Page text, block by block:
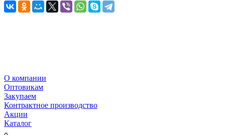
О компании
Оптовикам
Закупаем
Контрактное производство
Акции
Каталог